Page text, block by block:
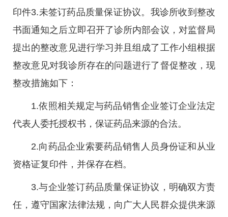
印件3.未签订药品质量保证协议。我诊所收到整改
书面通知之后立即召开了诊所内部会议，对监督局
提出的整改意见进行学习并且组成了工作小组根据
整改意见对我诊所存在的问题进行了督促整改，现
整改措施如下：
1.依照相关规定与药品销售企业签订企业法定
代表人委托授权书，保证药品来源的合法。
2.向药品企业索要药品销售人员身份证和从业
资格证复印件，并保存在档。
3.与企业签订药品质量保证协议，明确双方责
任，遵守国家法律法规，向广大人民群众提供来源